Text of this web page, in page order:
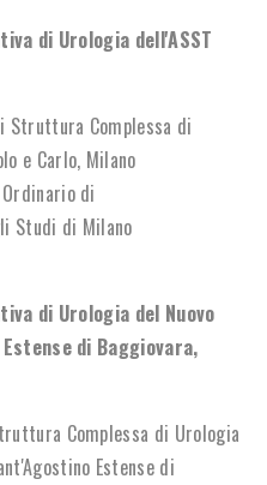
di Urologia dell'ASST
Complessa di
e Carlo, Milano
di
Studi di Milano
di Urologia del Nuovo
di Baggiovara,
Complessa di Urologia
Estense di